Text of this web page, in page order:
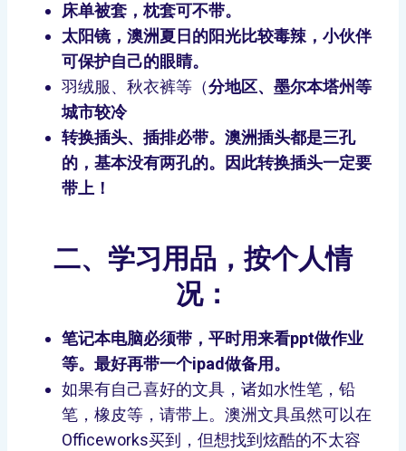
床单被套，枕套可不带。
太阳镜，澳洲夏日的阳光比较毒辣，小伙伴
可保护自己的眼睛。
羽绒服、秋衣裤等（分地区、墨尔本塔州等
城市较冷
转换插头、插排必带。澳洲插头都是三孔
的，基本没有两孔的。因此转换插头一定要
带上！
二、 学习用品，按个人情
况：
笔记本电脑必须带，平时用来看ppt做作业
等。最好再带一个ipad做备用。
如果有自己喜好的文具，诸如水性笔，铅
笔，橡皮等，请带上。澳洲文具虽然可以在
Officeworks买到，但想找到炫酷的不太容